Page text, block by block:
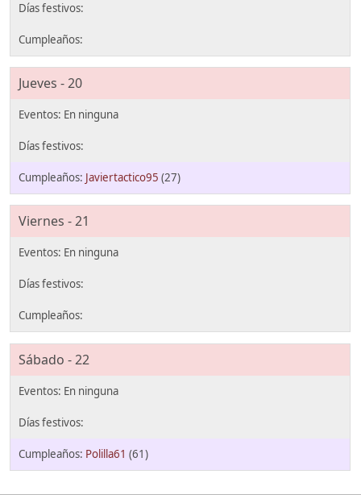
Jueves - 20
Javiertactico95 (27)
Viernes - 21
Sábado - 22
Polilla61 (61)